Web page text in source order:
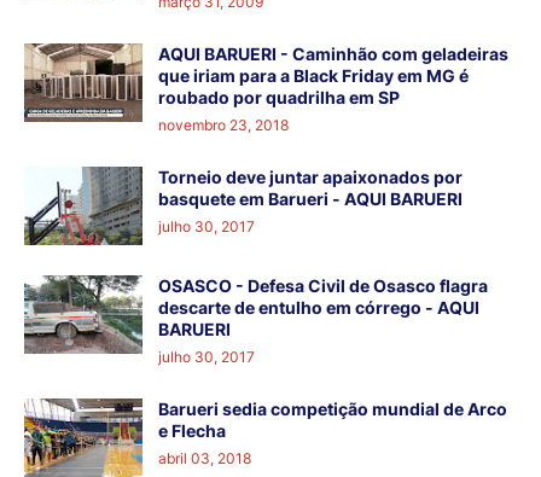
AQUI BARUERI - Caminhão com geladeiras
que iriam para a Black Friday em MG é
roubado por quadrilha em SP
novembro 23, 2018
Torneio deve juntar apaixonados por
basquete em Barueri - AQUI BARUERI
julho 30, 2017
OSASCO - Defesa Civil de Osasco flagra
descarte de entulho em córrego - AQUI
BARUERI
julho 30, 2017
Barueri sedia competição mundial de Arco
e Flecha
abril 03, 2018